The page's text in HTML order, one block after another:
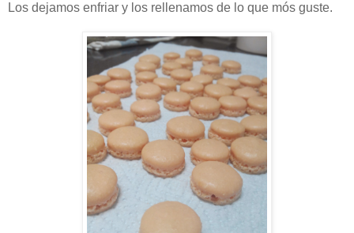
Los dejamos enfriar y los rellenamos de lo que mós guste.